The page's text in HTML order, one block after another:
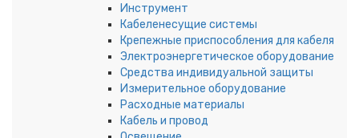
Инструмент
Кабеленесущие системы
Крепежные приспособления для кабеля
Электроэнергетическое оборудование
Средства индивидуальной защиты
Измерительное оборудование
Расходные материалы
Кабель и провод